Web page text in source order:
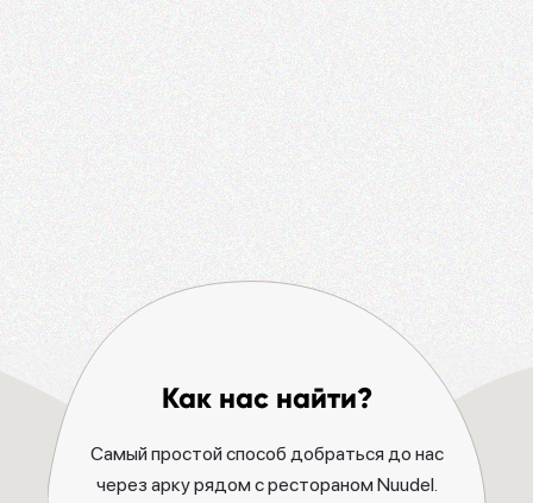
Как нас найти?
Самый простой способ добраться до нас
через арку рядом с рестораном Nuudel.